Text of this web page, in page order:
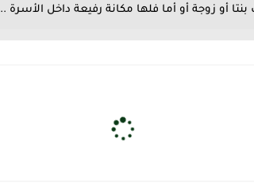
أو زوجة أو أما فلها مكانة رفيعة داخل الأسرة ..